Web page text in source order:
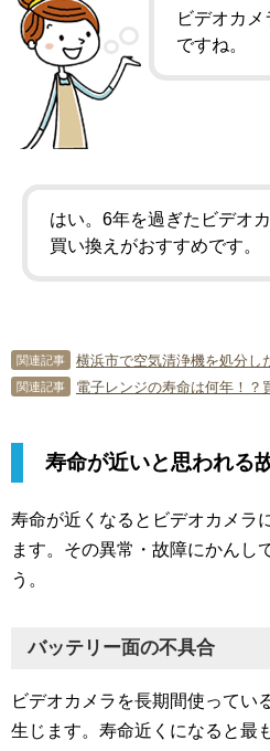
ビデオカ
ですね。
はい。6年を過ぎたビデオ
買い換えがおすすめです。
関連記事
関連記事
寿命が近いと思われる
寿命が近くなるとビデオカメラ
ます。その異常・故障にかんし
う。
バッテリー面の不具合
ビデオカメラを長期間使ってい
生じます。寿命近くになると最